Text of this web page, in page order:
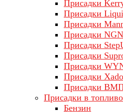
Присадки
Присадки
Присадки
Присадки NGN
Присадки
Присадки
Присадки
Присадки
Присадки
Присадки в топливо
Бензин